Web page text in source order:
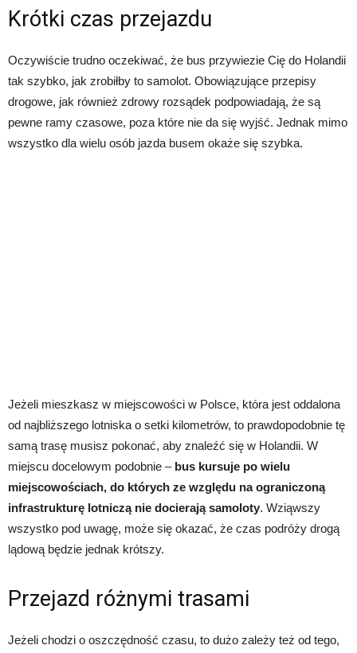
Krótki czas przejazdu
Oczywiście trudno oczekiwać, że bus przywiezie Cię do Holandii
tak szybko, jak zrobiłby to samolot. Obowiązujące przepisy
drogowe, jak również zdrowy rozsądek podpowiadają, że są
pewne ramy czasowe, poza które nie da się wyjść. Jednak mimo
wszystko dla wielu osób jazda busem okaże się szybka.
Jeżeli mieszkasz w miejscowości w Polsce, która jest oddalona
od najbliższego lotniska o setki kilometrów, to prawdopodobnie tę
samą trasę musisz pokonać, aby znaleźć się w Holandii. W
miejscu docelowym podobnie – bus kursuje po wielu
miejscowościach, do których ze względu na ograniczoną
infrastrukturę lotniczą nie docierają samoloty. Wziąwszy
wszystko pod uwagę, może się okazać, że czas podróży drogą
lądową będzie jednak krótszy.
Przejazd różnymi trasami
Jeżeli chodzi o oszczędność czasu, to dużo zależy też od tego,